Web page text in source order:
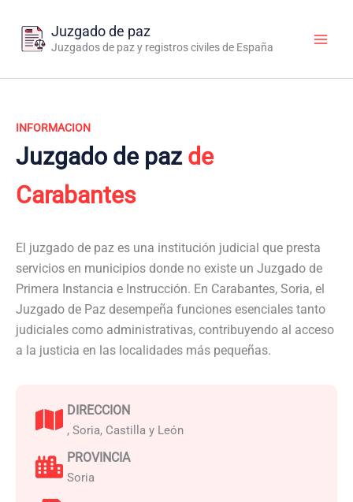
contenido
Juzgado de paz
Juzgados de paz y registros civiles de España
INFORMACION
Juzgado de paz de
Carabantes
El juzgado de paz es una institución judicial que presta
servicios en municipios donde no existe un Juzgado de
Primera Instancia e Instrucción. En Carabantes, Soria, el
Juzgado de Paz desempeña funciones esenciales tanto
judiciales como administrativas, contribuyendo al acceso
a la justicia en las localidades más pequeñas.
DIRECCION
, Soria, Castilla y León
PROVINCIA
Soria